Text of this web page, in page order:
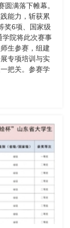
圆满落下帷幕。
能力，斩获累
奖6项、国家级
学院将此次赛事
生参赛，组建
专项培训与实
把关。参赛学